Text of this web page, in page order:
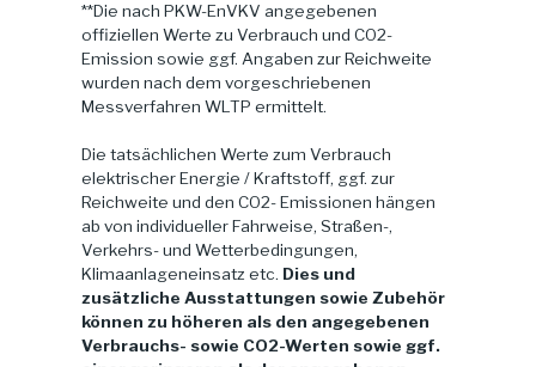
**Die nach PKW-EnVKV angegebenen
offiziellen Werte zu Verbrauch und CO2-
Emission sowie ggf. Angaben zur Reichweite
wurden nach dem vorgeschriebenen
Messverfahren WLTP ermittelt.
Die tatsächlichen Werte zum Verbrauch
elektrischer Energie / Kraftstoff, ggf. zur
Reichweite und den CO2- Emissionen hängen
ab von individueller Fahrweise, Straßen-,
Verkehrs- und Wetterbedingungen,
Klimaanlageneinsatz etc. Dies und
zusätzliche Ausstattungen sowie Zubehör
können zu höheren als den angegebenen
Verbrauchs- sowie CO2-Werten sowie ggf.